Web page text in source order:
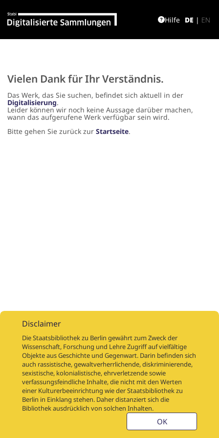
DE | EN
Hilfe
Vielen Dank für Ihr Verständnis.
Das Werk, das Sie suchen, befindet sich aktuell in der
Digitalisierung.
Leider können wir noch keine Aussage darüber machen,
wann das aufgerufene Werk verfügbar sein wird.
Bitte gehen Sie zurück zur Startseite.
DigitalisierungsaufträgeÜberDigitalisierungsprojekteLinks
DigiworkflowWeitere digitalisierte Bestände
Kontakt
Nutzungsbedingungen
Startseite der SBB
Stabikat
Weitere Kataloge der SBB
Disclaimer
Die Staatsbibliothek zu Berlin gewährt zum Zweck der
Wissenschaft, Forschung und Lehre Zugriff auf vielfältige
Objekte aus Geschichte und Gegenwart. Darin befinden sich
auch rassistische, gewaltverherrlichende, diskriminierende,
sexistische, kolonialistische, ehrverletzende sowie
verfassungsfeindliche Inhalte, die nicht mit den Werten
einer Kulturerbeeinrichtung wie der Staatsbibliothek zu
Berlin in Einklang stehen. Daher distanziert sich die
Bibliothek ausdrücklich von solchen Inhalten.
OK